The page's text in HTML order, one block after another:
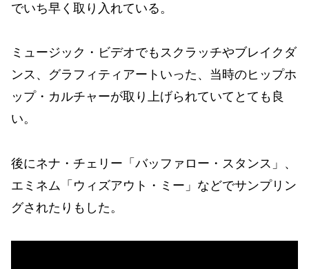
でいち早く取り入れている。
ミュージック・ビデオでもスクラッチやブレイクダ
ンス、グラフィティアートいった、当時のヒップホ
ップ・カルチャーが取り上げられていてとても良
い。
後にネナ・チェリー「バッファロー・スタンス」、
エミネム「ウィズアウト・ミー」などでサンプリン
グされたりもした。